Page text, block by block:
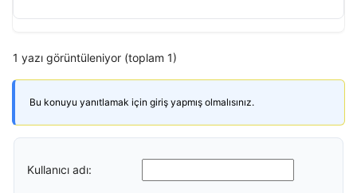
1 yazı görüntüleniyor (toplam 1)
Bu konuyu yanıtlamak için giriş yapmış olmalısınız.
Kullanıcı adı: